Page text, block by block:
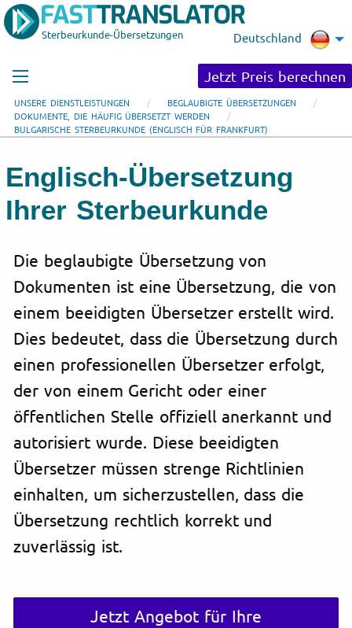
Sterbeurkunde-Übersetzungen Deutschland
Jetzt Preis berechnen
UNSERE DIENSTLEISTUNGEN
BEGLAUBIGTE ÜBERSETZUNGEN
DOKUMENTE, DIE HÄUFIG ÜBERSETZT WERDEN
BULGARISCHE STERBEURKUNDE (ENGLISCH FÜR FRANKFURT)
Englisch-Übersetzung
Ihrer Sterbeurkunde
Die beglaubigte Übersetzung von
Dokumenten ist eine Übersetzung, die von
einem beeidigten Übersetzer erstellt wird.
Dies bedeutet, dass die Übersetzung durch
einen professionellen Übersetzer erfolgt,
der von einem Gericht oder einer
öffentlichen Stelle offiziell anerkannt und
autorisiert wurde. Diese beeidigten
Übersetzer müssen strenge Richtlinien
einhalten, um sicherzustellen, dass die
Übersetzung rechtlich korrekt und
zuverlässig ist.
Jetzt Angebot für Ihre